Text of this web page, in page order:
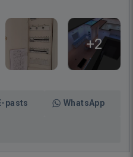
+2
pasts WhatsApp